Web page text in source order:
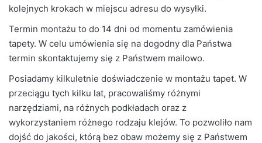
kolejnych krokach w miejscu adresu do wysyłki.
Termin montażu to do 14 dni od momentu zamówienia
tapety. W celu umówienia się na dogodny dla Państwa
termin skontaktujemy się z Państwem mailowo.
Posiadamy kilkuletnie doświadczenie w montażu tapet. W
przeciągu tych kilku lat, pracowaliśmy różnymi
narzędziami, na różnych podkładach oraz z
wykorzystaniem różnego rodzaju klejów. To pozwoliło nam
dojść do jakości, którą bez obaw możemy się z Państwem